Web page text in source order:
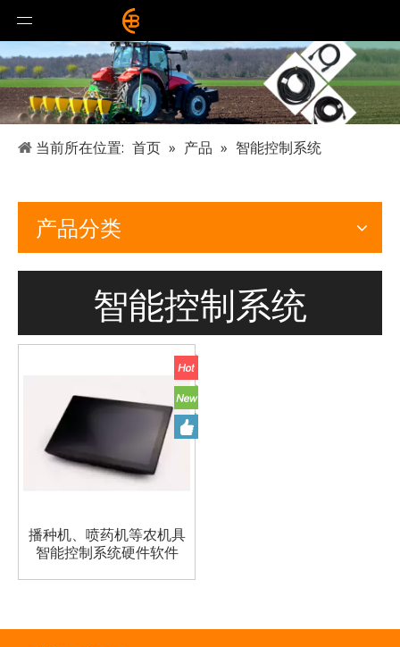
当前所在位置: 首页 » 产品 » 智能控制系统
产品分类
智能控制系统
播种机、喷药机等农机具
智能控制系统硬件软件